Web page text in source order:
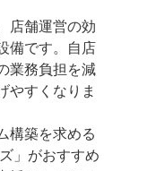
店舗運営の効
備です。自店
業務負担を減
やすくなりま
構築を求める
」がおすすめ